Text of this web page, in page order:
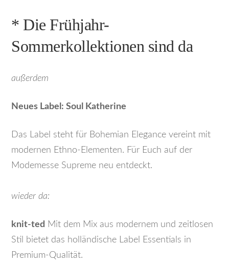
* Die Frühjahr-
Sommerkollektionen sind da
außerdem
Neues Label: Soul Katherine
Das Label steht für Bohemian Elegance vereint mit
modernen Ethno-Elementen. Für Euch auf der
Modemesse Supreme neu entdeckt.
wieder da:
knit-ted Mit dem Mix aus modernem und zeitlosen
Stil bietet das holländische Label Essentials in
Premium-Qualität.